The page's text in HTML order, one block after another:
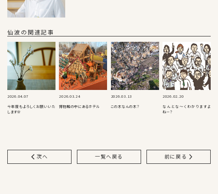
仙波の関連記事
2026.04.07
今年度もよろしくお願いいた
します🌸
2026.03.24
博物館の中にあるホテル
2026.03.13
この木なんの木？
2026.02.20
なんとな～くわかりますよ
ね・・？
次へ 一覧へ戻る 前に戻る